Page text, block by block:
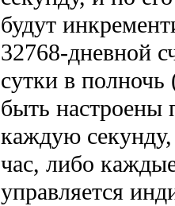
будут
32768-дневной
сутки в
быть настроены
каждую
час, либо
управляется